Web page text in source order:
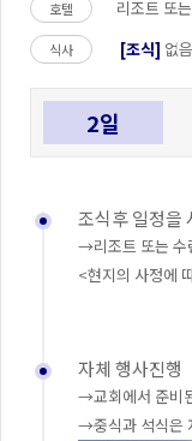
호텔 리조트 또
식사 [조식] 없음
2일
조식후 일정을
→리조트 또는 수
<현지의 사정에
자체 행사진행
→교회에서 준비
→중식과 석식은